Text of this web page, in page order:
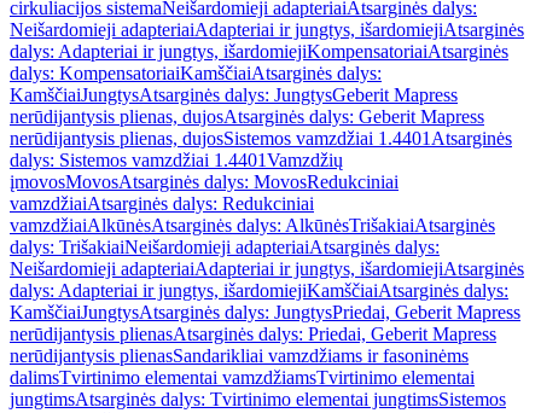
cirkuliacijos sistemaNeišardomieji adapteriaiAtsarginės dalys:
Neišardomieji adapteriaiAdapteriai ir jungtys, išardomiejiAtsarginės
dalys: Adapteriai ir jungtys, išardomiejiKompensatoriaiAtsarginės
dalys: KompensatoriaiKamščiaiAtsarginės dalys:
KamščiaiJungtysAtsarginės dalys: JungtysGeberit Mapress
nerūdijantysis plienas, dujosAtsarginės dalys: Geberit Mapress
nerūdijantysis plienas, dujosSistemos vamzdžiai 1.4401 Atsarginės
dalys: Sistemos vamzdžiai 1.4401Vamzdžių
įmovosMovosAtsarginės dalys: MovosRedukciniai
vamzdžiaiAtsarginės dalys: Redukciniai
vamzdžiaiAlkūnėsAtsarginės dalys: AlkūnėsTrišakiaiAtsarginės
dalys: TrišakiaiNeišardomieji adapteriaiAtsarginės dalys:
Neišardomieji adapteriaiAdapteriai ir jungtys, išardomiejiAtsarginės
dalys: Adapteriai ir jungtys, išardomiejiKamščiaiAtsarginės dalys:
KamščiaiJungtysAtsarginės dalys: JungtysPriedai, Geberit Mapress
nerūdijantysis plienasAtsarginės dalys: Priedai, Geberit Mapress
nerūdijantysis plienasSandarikliai vamzdžiams ir fasoninėms
dalimsTvirtinimo elementai vamzdžiamsTvirtinimo elementai
jungtimsAtsarginės dalys: Tvirtinimo elementai jungtimsSistemos